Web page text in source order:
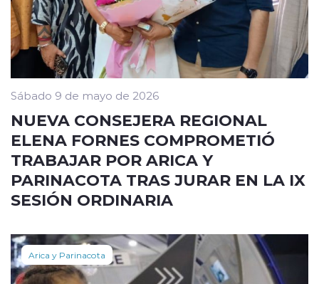
Sábado 9 de mayo de 2026
NUEVA CONSEJERA REGIONAL
ELENA FORNES COMPROMETIÓ
TRABAJAR POR ARICA Y
PARINACOTA TRAS JURAR EN LA IX
SESIÓN ORDINARIA
Arica y Parinacota